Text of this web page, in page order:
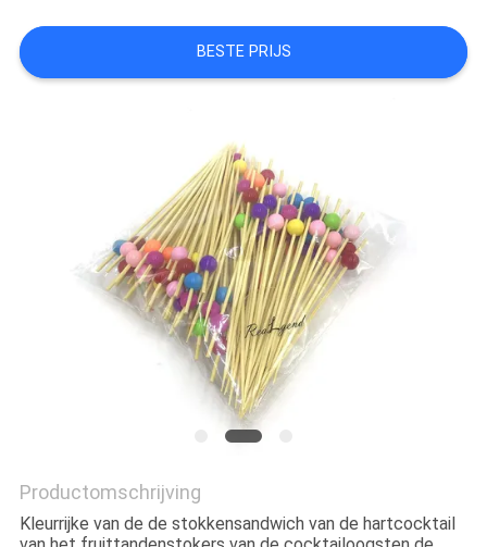
POLICY
BESTE PRIJS
Productomschrijving
Kleurrijke van de de stokkensandwich van de hartcocktail